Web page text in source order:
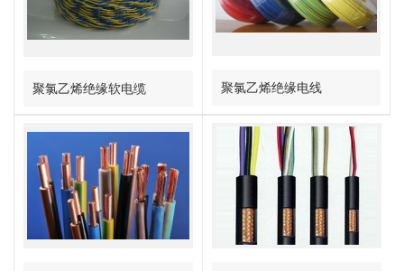
聚氯乙烯绝缘软电缆 聚氯乙烯绝缘电线